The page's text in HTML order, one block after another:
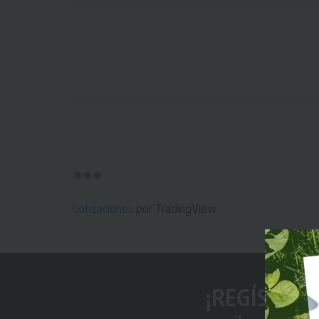
Cotizaciones